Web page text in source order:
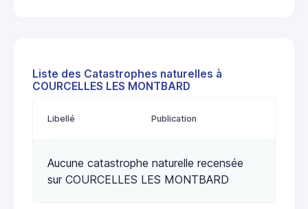
Liste des Catastrophes naturelles à
COURCELLES LES MONTBARD
Libellé Publication
Aucune catastrophe naturelle recensée
sur COURCELLES LES MONTBARD